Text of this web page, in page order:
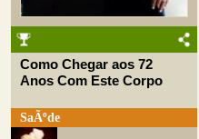
Como Chegar aos 72
Anos Com Este Corpo
SaÃºde